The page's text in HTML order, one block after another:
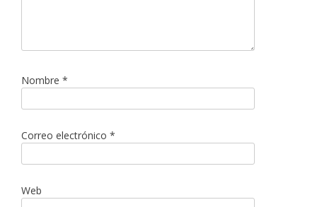
Nombre *
Correo electrónico *
Web